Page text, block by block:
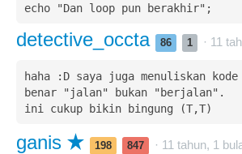
echo "Dan loop pun berakhir";
detective_occta 86 1 · 11
haha :D saya juga menuliskan
benar "jalan" bukan "berjalan".
ini cukup bikin bingung (T,T)
ganis 198 847 · 11 tahun, 1